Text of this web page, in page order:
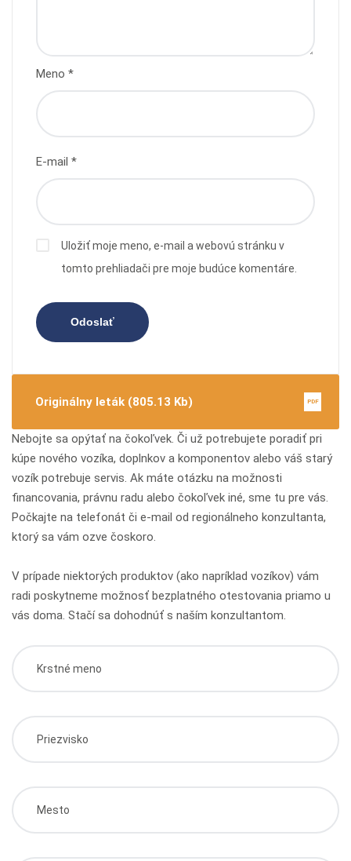
Meno *
E-mail *
Uložiť moje meno, e-mail a webovú stránku v
tomto prehliadači pre moje budúce komentáre.
Originálny leták (805.13 Kb) PDF
Nebojte sa opýtať na čokoľvek. Či už potrebujete poradiť pri
kúpe nového vozíka, doplnkov a komponentov alebo váš starý
vozík potrebuje servis. Ak máte otázku na možnosti
financovania, právnu radu alebo čokoľvek iné, sme tu pre vás.
Počkajte na telefonát či e-mail od regionálneho konzultanta,
ktorý sa vám ozve čoskoro.
V prípade niektorých produktov (ako napríklad vozíkov) vám
radi poskytneme možnosť bezplatného otestovania priamo u
vás doma. Stačí sa dohodnúť s naším konzultantom.